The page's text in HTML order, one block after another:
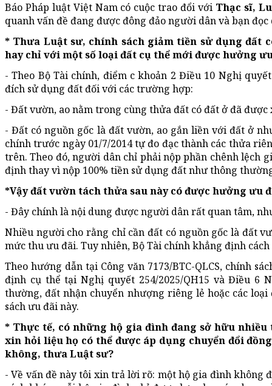
Báo Pháp luật Việt Nam có cuộc trao đổi với Thạc sĩ,
quanh vấn đề đang được đông đảo người dân và bạn đọc
* Thưa Luật sư, chính sách giảm tiền sử dụng đất
hay chỉ với một số loại đất cụ thể mới được hưởng
- Theo Bộ Tài chính, điểm c khoản 2 Điều 10 Nghị
đích sử dụng đất đối với các trường hợp:
- Đất vườn, ao nằm trong cùng thửa đất có đất ở đã
- Đất có nguồn gốc là đất vườn, ao gắn liền với đất ở
chính trước ngày 01/7/2014 tự đo đạc thành các thửa
trên. Theo đó, người dân chỉ phải nộp phần chênh lệch
định thay vì nộp 100% tiền sử dụng đất như thông
*Vậy đất vườn tách thửa sau này có được hưởng ưu
- Đây chính là nội dung được người dân rất quan tâm,
Nhiều người cho rằng chỉ cần đất có nguồn gốc là đất
mức thu ưu đãi. Tuy nhiên, Bộ Tài chính khẳng định
Theo hướng dẫn tại Công văn 7173/BTC-QLCS, chính
định cụ thể tại Nghị quyết 254/2025/QH15 và Điều 6
thường, đất nhận chuyển nhượng riêng lẻ hoặc các
sách ưu đãi này.
* Thực tế, có những hộ gia đình đang sở hữu
xin hỏi liệu họ có thể được áp dụng chuyển đổi
không, thưa Luật sư?
- Về vấn đề này tôi xin trả lời rõ: một hộ gia đình không